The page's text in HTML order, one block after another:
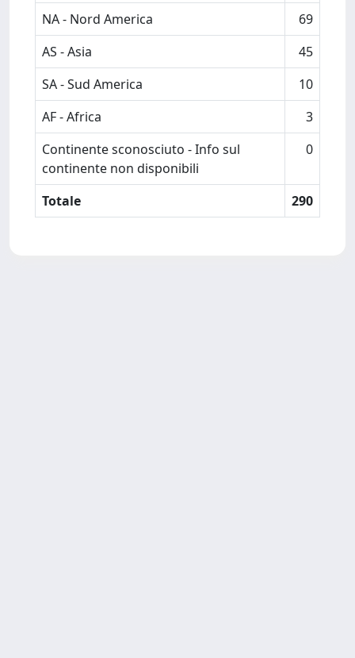
NA - Nord America
69
AS - Asia
45
SA - Sud America
10
AF - Africa
3
Continente sconosciuto - Info sul
continente non disponibili
0
Totale 290